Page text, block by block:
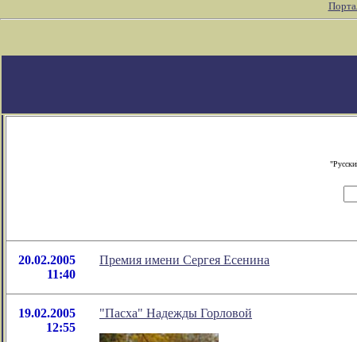
20.02.2005
11:40
Премия имени Сергея Есенина
19.02.2005
12:55
"Пасха" Надежды Горловой